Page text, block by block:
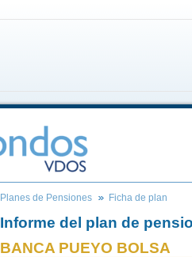
Planes de Pensiones Ficha de plan
Informe del plan de
BANCA PUEYO BOLSA